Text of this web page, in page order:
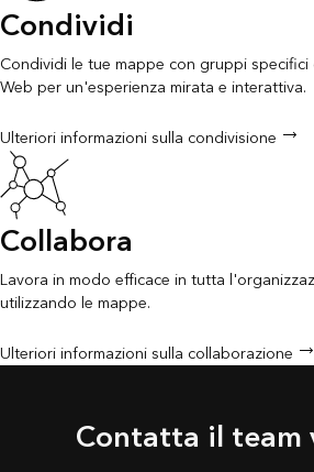
Condividi
Condividi le tue mappe con gruppi
Web per un'esperienza mirata e interattiva.
Ulteriori informazioni sulla condivisione
Collabora
Lavora in modo efficace in tutta
utilizzando le mappe.
Ulteriori informazioni sulla collaborazione
Contatta il